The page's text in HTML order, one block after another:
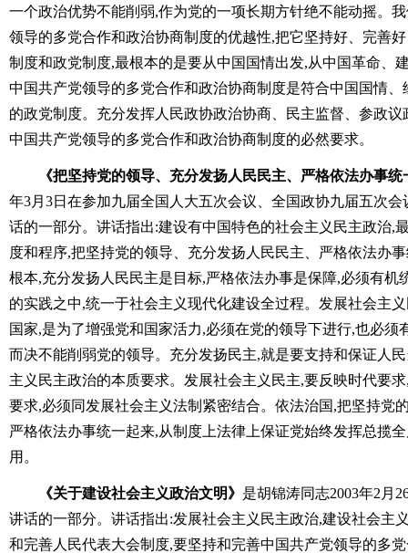
一个政治优势不能削弱,作为党的一项长期方针绝不能动摇。
领导的多党合作和政治协商制度的优越性,把它坚持好、完善
制度和政党制度,最根本的是要从中国国情出发,从中国革命、
中国共产党领导的多党合作和政治协商制度是符合中国国情
的政党制度。充分发挥人民政协政治协商、民主监督、参政
中国共产党领导的多党合作和政治协商制度的必然要求。
《把坚持党的领导、充分发扬人民民主、严格依法办事统
年3月3日在参加九届全国人大五次会议、全国政协九届五次
话的一部分。讲话指出:建设有中国特色的社会主义民主政治,
度和程序,把坚持党的领导、充分发扬人民民主、严格依法办
根本,充分发扬人民民主是目标,严格依法办事是保障,必须有机
的实践之中,统一于社会主义现代化建设全过程。发展社会主
国家,是为了增强党和国家活力,必须在党的领导下进行,也必须
而决不能削弱党的领导。充分发扬民主,就是要支持和保证人
主义民主政治的本质要求。发展社会主义民主,要反映时代要
要求,必须同发展社会主义法制紧密结合。依法治国,把坚持党
严格依法办事统一起来,从制度上法律上保证党始终发挥总揽
用。
《关于建设社会主义政治文明》 是胡锦涛同志2003年2月
讲话的一部分。讲话指出:发展社会主义民主政治,建设社会主
和完善人民代表大会制度,要坚持和完善中国共产党领导的多